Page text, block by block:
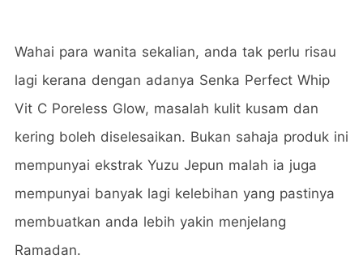
Wahai para wanita sekalian, anda tak perlu risau
lagi kerana dengan adanya Senka Perfect Whip
Vit C Poreless Glow, masalah kulit kusam dan
kering boleh diselesaikan. Bukan sahaja produk ini
mempunyai ekstrak Yuzu Jepun malah ia juga
mempunyai banyak lagi kelebihan yang pastinya
membuatkan anda lebih yakin menjelang
Ramadan.